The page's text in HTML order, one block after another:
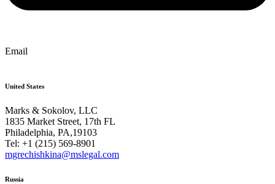
Email
United States
Marks & Sokolov, LLC
1835 Market Street, 17th FL
Philadelphia, PA,19103
Tel: +1 (215) 569-8901
mgrechishkina@mslegal.com
Russia